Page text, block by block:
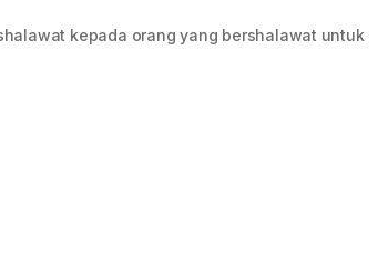
kepada orang yang bershalawat untuk